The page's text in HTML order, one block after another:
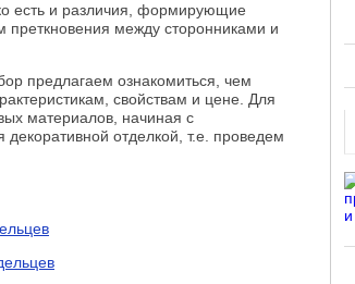
есть и различия, формирующие
преткновения между сторонниками и
предлагаем ознакомиться, чем
свойствам и цене. Для
материалов, начиная с
декоративной отделкой, т.е. проведем